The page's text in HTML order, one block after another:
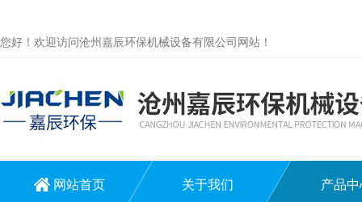
您好！欢迎访问沧州嘉辰环保机械设备有限公司网站！
网站首页 关于我们 产品中